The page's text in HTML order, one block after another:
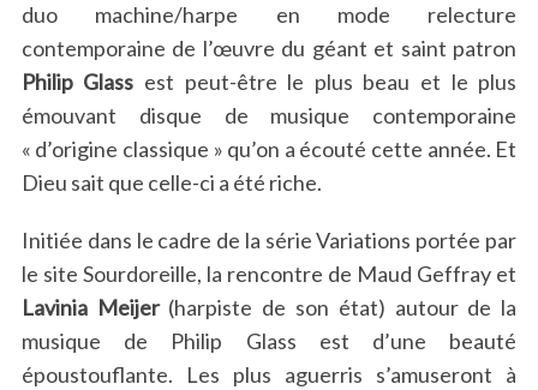
duo machine/harpe en mode relecture
contemporaine de l’œuvre du géant et saint patron
Philip Glass est peut-être le plus beau et le plus
émouvant disque de musique contemporaine
« d’origine classique » qu’on a écouté cette année. Et
Dieu sait que celle-ci a été riche.
Initiée dans le cadre de la série Variations portée par
le site Sourdoreille, la rencontre de Maud Geffray et
Lavinia Meijer(harpiste de son état) autour de la
musique de Philip Glass est d’une beauté
époustouflante. Les plus aguerris s’amuseront à